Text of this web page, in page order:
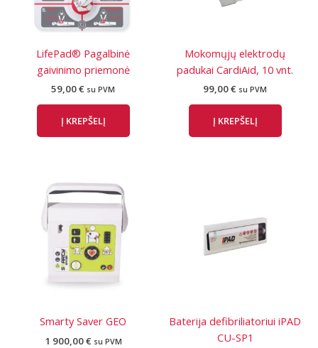
LifePad® Pagalbinė
gaivinimo priemonė
59,00€ su PVM
Į KREPŠELĮ
Mokomųjų elektrodų
padukai CardiAid, 10 vnt.
99,00€ su PVM
Į KREPŠELĮ
Smarty Saver GEO
1 900,00€ su PVM
Baterija defibriliatoriui iPAD
CU-SP1